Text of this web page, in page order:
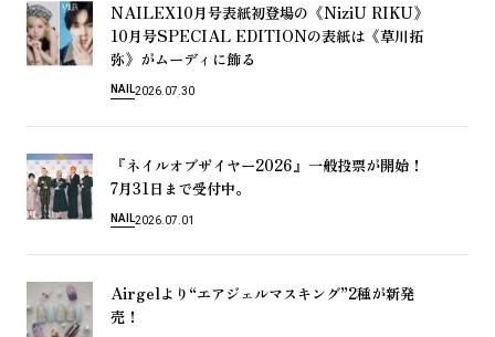
NAILEX10月号表紙初登場の 《NiziU RIKU》
10月号SPECIAL EDITIONの表紙は 《草川拓
弥》 がムーディ に飾る
NAIL2026.07.30
『ネイ ルオブザイ ヤー2026』 一般投票が開始 ！
7月31 日 まで受付中。
NAIL2026.07.01
Airgelよ り “エアジェルマスキング”2種が新発
売 ！